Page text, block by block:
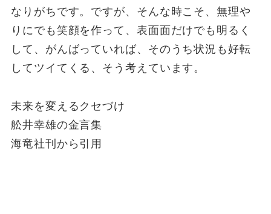
なりがちです。ですが、そんな時こそ、無理や
りにでも笑顔を作って、表面面だけでも明るく
して、がんばっていれば、そのうち状況も好転
してツイてくる、そう考えています。
未来を変えるクセづけ
舩井幸雄の金言集
海竜社刊から引用